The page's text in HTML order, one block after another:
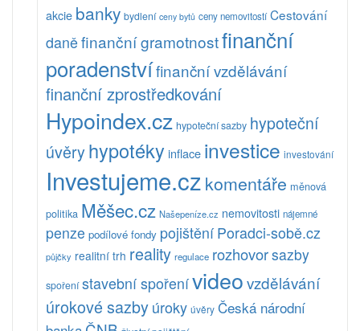
akcie banky bydlení ceny bytů ceny nemovitostí Cestování
daněfinanční gramotnostfinanční
poradenstvífinanční vzdělávání
finanční zprostředkování
Hypoindex.cz hypoteční sazby hypoteční
úvěryhypotéky inflace investice investování
Investujeme.czkomentáře měnová
politika Měšec.cz Našepeníze.cz nemovitosti nájemné
penze podílové fondy pojištěníPoradci-sobě.cz
půjčky realitní trh reality regulace rozhovorsazby
spoření stavební spořenívideovzdělávání
úrokové sazbyúroky úvěry Česká národní